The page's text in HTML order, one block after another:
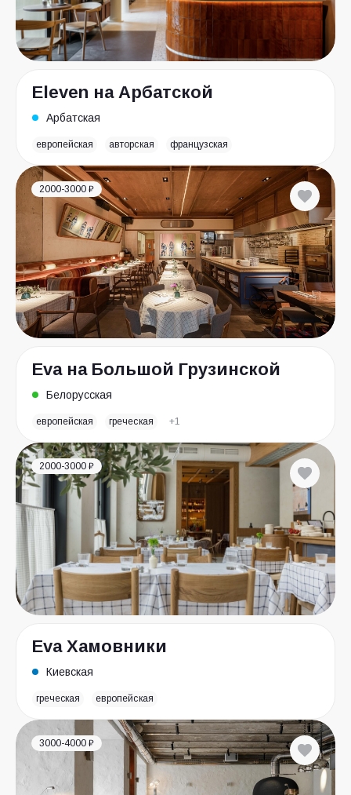
Eleven на Арбатской
Арбатская
европейская авторская французская
2000-3000 ₽
Eva на Большой Грузинской
Белорусская
европейская греческая +1
2000-3000 ₽
Eva Хамовники
Киевская
греческая европейская
3000-4000 ₽